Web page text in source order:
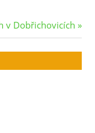
v Dobřichovicích